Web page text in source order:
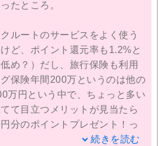
。
害保険がついているし、ＥＴ
です。
ントをためるなら楽天カード
だと思います。
たところ。
ルートのサービスをよく使う
ど、ポイント還元率も1.2%と
め？）だし、旅行保険も利用
保険年間200万というのは他の
万円という中で、ちょっと多い
て目立つメリットが見当たら
分のポイントプレゼント！っ
続きを読む